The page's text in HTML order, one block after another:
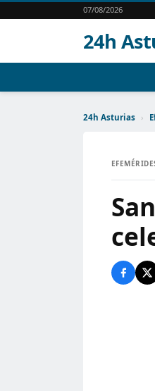
07/08/2026
24h
24h Asturias ›